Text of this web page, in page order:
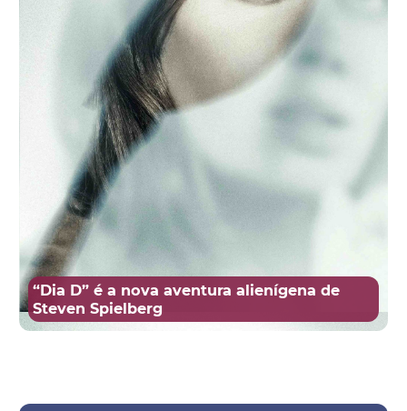
“Dia D” é a nova aventura alienígena de
Steven Spielberg